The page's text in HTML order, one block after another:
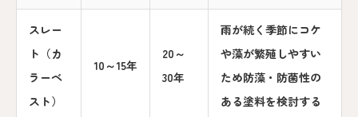
スレー
ト（カ
ラーベ
スト）
10～15年
20～
30年
雨が続く季節にコケ
や藻が繁殖しやすい
ため防藻・防菌性の
ある塗料を検討する